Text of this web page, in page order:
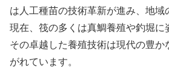
は人工種苗の技術革新が進み、地域
現在、筏の多くは真鯛養殖や釣堀に
その卓越した養殖技術は現代の豊か
がれています。